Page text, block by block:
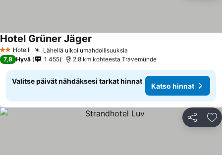
2 Tähtiluokitus
Hotelli Lähellä ulkoilumahdollisuuksia
Hotel Grüner Jäger
7,8 Hyvä 1 455 2.8 km kohteesta Travemünde
Valitse päivät nähdäksesi tarkat hinnat
Katso hinnat
Jaa